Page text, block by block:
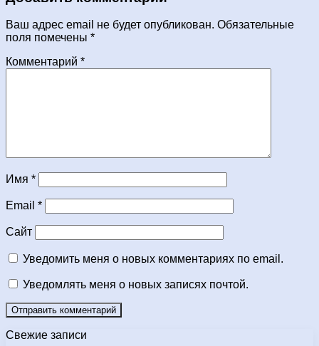
Ваш адрес email не будет опубликован. Обязательные
поля помечены *
Комментарий *
Имя *
Email *
Сайт
Уведомить меня о новых комментариях по email.
Уведомлять меня о новых записях почтой.
Свежие записи